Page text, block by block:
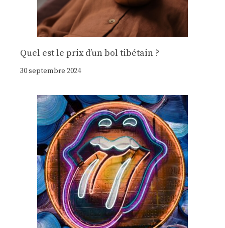
Quel est le prix d’un bol tibétain ?
30 septembre 2024